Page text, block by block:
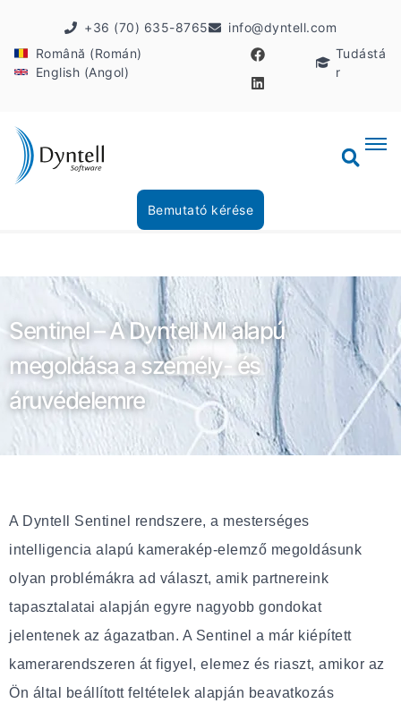
+36 (70) 635-8765
info@dyntell.com
Română (Román)
English (Angol)
Tudástá
r
Bemutató kérése
Sentinel – A Dyntell MI alapú
megoldása a személy- és
áruvédelemre
A Dyntell Sentinel rendszere, a mesterséges
intelligencia alapú kamerakép-elemző megoldásunk
olyan problémákra ad választ, amik partnereink
tapasztalatai alapján egyre nagyobb gondokat
jelentenek az ágazatban. A Sentinel a már kiépített
kamerarendszeren át figyel, elemez és riaszt, amikor az
Ön által beállított feltételek alapján beavatkozás